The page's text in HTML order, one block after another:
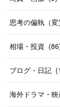
思考の偏執（
相場・投資 (86
ブログ・日記 (
海外ドラマ・